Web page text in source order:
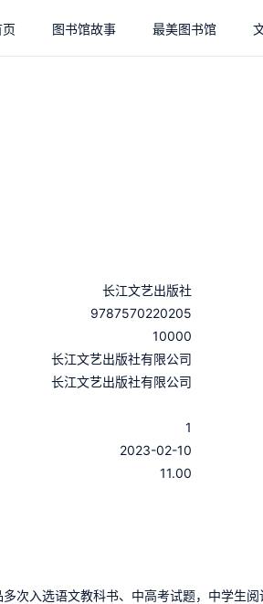
图书馆故事 最美图书馆
长江文艺出版社
9787570220205
10000
长江文艺出版社有限公司
长江文艺出版社有限公司
1
2023-02-10
11.00
次入选语文教科书、中高考试题，中学生阅